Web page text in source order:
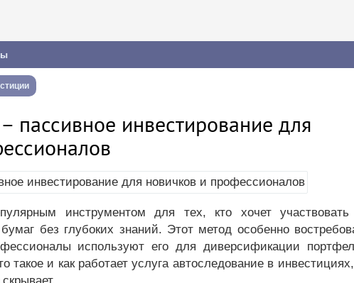
пассивное инвестирование для
инструментом для тех, кто хочет
без глубоких знаний. Этот метод особенно
используют его для диверсификации
такое и как работает услуга автоследование в